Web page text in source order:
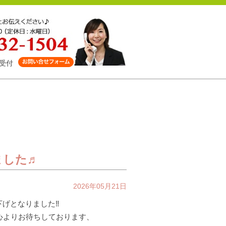
付
した♬
2026年05月21日
となりました‼
りお待ちしております、